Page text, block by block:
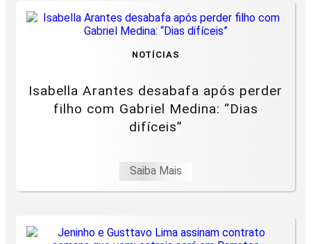
NOTÍCIAS
Isabella Arantes desabafa após perder
filho com Gabriel Medina: “Dias
difíceis”
Saiba Mais